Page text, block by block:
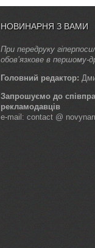
НОВИНАРНЯ З ВАМИ
При передруку
обов’язкове в першому-
Головний редактор:
Запрошуємо до
рекламодавців
e-mail: contact @